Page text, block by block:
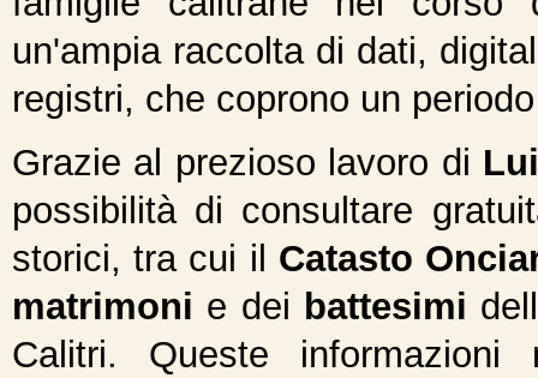
un'ampia raccolta di dati,
registri, che coprono un
Grazie al prezioso lavoro di
possibilità di consultare
storici, tra cui il Catasto
matrimoni e dei battesimi
Calitri. Queste